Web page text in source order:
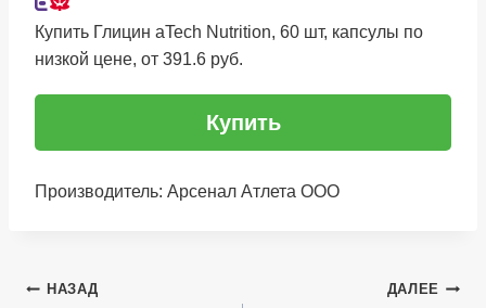
Купить Глицин aTech Nutrition, 60 шт, капсулы по
низкой цене, от 391.6 руб.
Купить
Производитель: Арсенал Атлета ООО
Навигация
НАЗАД ДАЛЕЕ